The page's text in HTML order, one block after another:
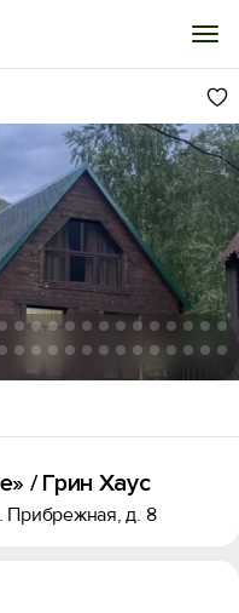
1/65
/ Грин Хаус
Прибрежная, д. 8